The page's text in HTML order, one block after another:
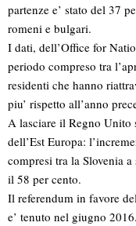
partenze e’ stato del 37
romeni e bulgari.
I dati, dell’Office for
periodo compreso tra
residenti che hanno
piu’ rispetto all’anno
A lasciare il Regno Unito
dell’Est Europa:
compresi tra la Slovenia
il 58 per cento.
Il referendum in favore
e’ tenuto nel giugno 2016.